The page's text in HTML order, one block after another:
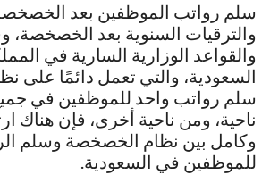
سلم رواتب الموظفين بعد
والترقيات السنوية بعد الخصخصة،
والقواعد الوزارية السارية في
السعودية، والتي تعمل دائمًا على
سلم رواتب واحد للموظفين في
ناحية، ومن ناحية أخرى، فإن هناك
وكامل بين نظام الخصخصة وسلم
للموظفين في السعودية.